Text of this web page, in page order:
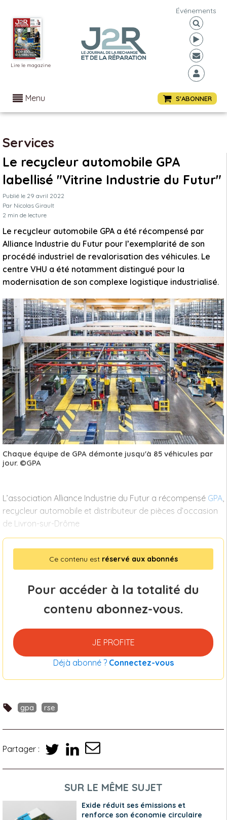
Lire le magazine
Événements
Menu S'ABONNER
Services
Le recycleur automobile GPA
labellisé "Vitrine Industrie du Futur"
Publié le 29 avril 2022
Par Nicolas Girault
2 min de lecture
Le recycleur automobile GPA a été récompensé par
Alliance Industrie du Futur pour l’exemplarité de son
procédé industriel de revalorisation des véhicules. Le
centre VHU a été notamment distingué pour la
modernisation de son complexe logistique industrialisé.
Chaque équipe de GPA démonte jusqu'à 85 véhicules par
jour. ©GPA
L’association Alliance Industrie du Futur a récompensé GPA,
recycleur automobile et distributeur de pièces d’occasion
de Livron-sur-Drôme
Ce contenu est réservé aux abonnés
Pour accéder à la totalité du
contenu abonnez-vous.
JE PROFITE
Déjà abonné ? Connectez-vous
gpa rse
Partager :
SUR LE MÊME SUJET
Exide réduit ses émissions et
renforce son économie circulaire